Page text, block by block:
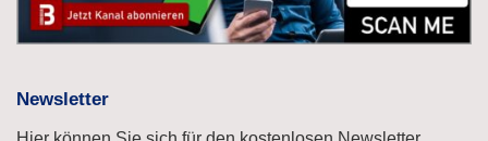
Newsletter